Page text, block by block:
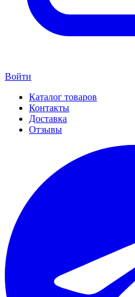
Войти
Каталог товаров
Контакты
Доставка
Отзывы